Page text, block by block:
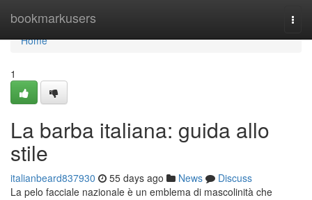
bookmarkusers
Home
Home
1
La barba italiana: guida allo
stile
italianbeard837930 55 days ago News
Discuss
La pelo facciale nazionale è un emblema di mascolinità che